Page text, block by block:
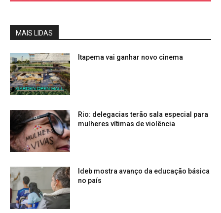
MAIS LIDAS
Itapema vai ganhar novo cinema
Rio: delegacias terão sala especial para
mulheres vítimas de violência
Ideb mostra avanço da educação básica
no país